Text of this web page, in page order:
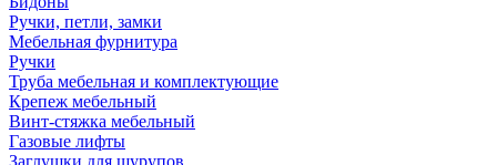
Ручки, петли, замки
Мебельная фурнитура
Ручки
Труба мебельная и комплектующие
Крепеж мебельный
Винт-стяжка мебельный
Газовые лифты
Заглушки для шурупов